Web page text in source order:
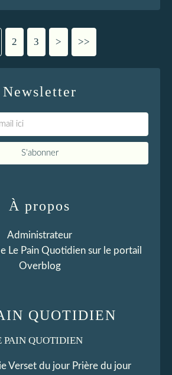
2 3 > >>
Newsletter
QUOTIDIEN
Verset du jour Prière du jour
À propos
Administrateur
Le Pain Quotidiensur le portail
Overblog